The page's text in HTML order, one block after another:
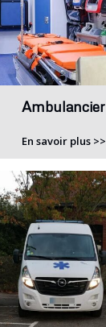
Ambulancier
En savoir plus >>